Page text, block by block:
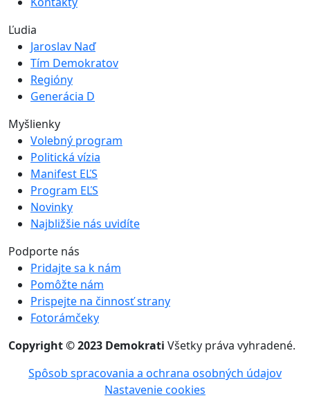
Ľudia
Jaroslav Naď
Tím Demokratov
Regióny
Generácia D
Myšlienky
Volebný program
Politická vízia
Manifest EĽS
Program EĽS
Novinky
Najbližšie nás uvidíte
Podporte nás
Pridajte sa k nám
Pomôžte nám
Prispejte na činnosť strany
Fotorámčeky
Copyright © 2023 Demokrati Všetky práva vyhradené.
Spôsob spracovania a ochrana osobných údajov
Nastavenie cookies